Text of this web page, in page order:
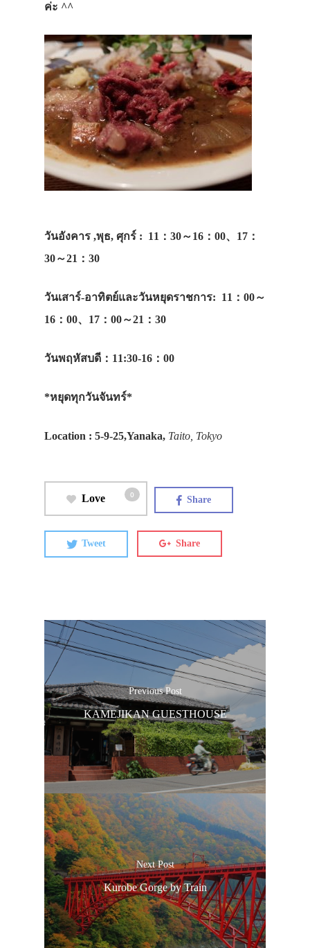
ค่ะ ^^
วันอังคาร ,พุธ, ศุกร์ : 11：30～16：00、17：
30～21：30
วันเสาร์-อาทิตย์และวันหยุดราชการ: 11：00～
16：00、17：00～21：30
วันพฤหัสบดี：11:30-16：00
*หยุดทุกวันจันทร์*
Location : 5-9-25,Yanaka, Taito, Tokyo
Love 0 Share
Tweet Share
Previous Post
KAMEJIKAN GUESTHOUSE
Next Post
Kurobe Gorge by Train
ประเทศญี่ปุ่น
รถบัส
เดินทาง
ทัวร์
ที่พัก
สาระน่ารู้
VIDEO
ภาพประทับใจ